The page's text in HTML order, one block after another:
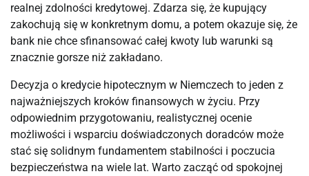
realnej zdolności kredytowej. Zdarza się, że kupujący
zakochują się w konkretnym domu, a potem okazuje się, że
bank nie chce sfinansować całej kwoty lub warunki są
znacznie gorsze niż zakładano.
Decyzja o kredycie hipotecznym w Niemczech to jeden z
najważniejszych kroków finansowych w życiu. Przy
odpowiednim przygotowaniu, realistycznej ocenie
możliwości i wsparciu doświadczonych doradców może
stać się solidnym fundamentem stabilności i poczucia
bezpieczeństwa na wiele lat. Warto zacząć od spokojnej